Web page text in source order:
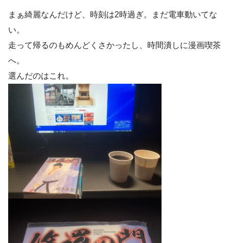
まぁ綺麗なんだけど、時刻は2時過ぎ。まだ電車動いてな
い。
走って帰るのもめんどくさかったし、時間潰しに漫画喫茶
へ。
選んだのはこれ。